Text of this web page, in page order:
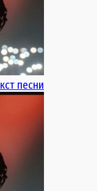
песни